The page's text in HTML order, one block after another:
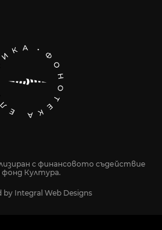
с финансовото съдействие
фонд Култура.
by Integral Web Designs